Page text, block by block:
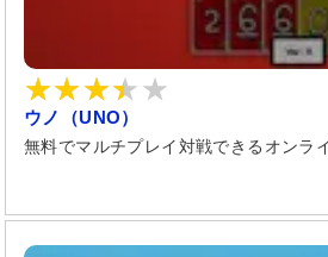
ウノ（UNO）
無料でマルチプレイ対戦できるオンラ